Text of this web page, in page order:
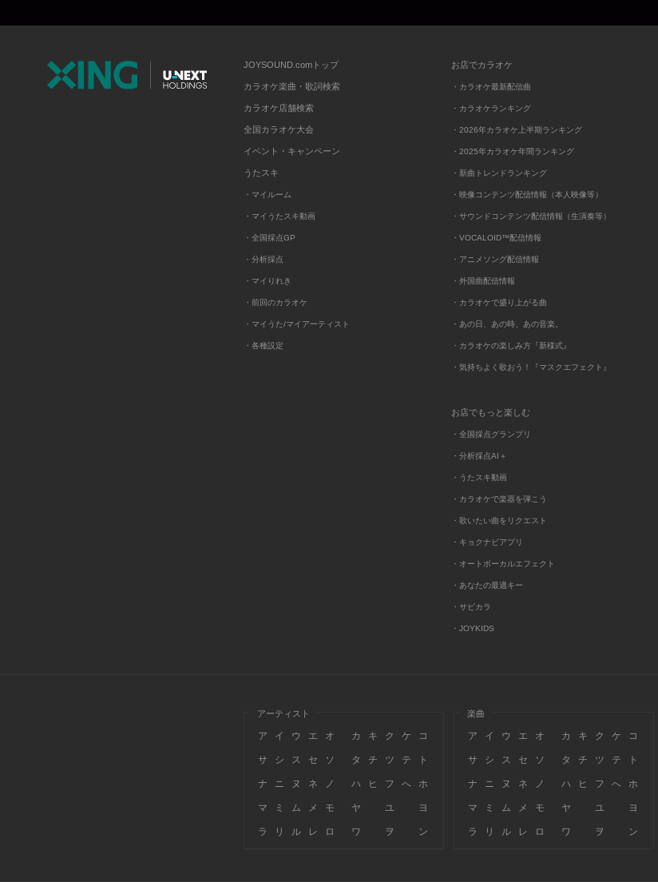
JOYSOUND.comトップ
カラオケ楽曲・歌詞検索
カラオケ店舗検索
全国カラオケ大会
イベント・キャンペーン
うたスキ
・マイルーム
・マイうたスキ動画
・全国採点GP
・分析採点
・マイりれき
・前回のカラオケ
・マイうた/マイアーティスト
・各種設定
お店でカラオケ
・カラオケ最新配信曲
・カラオケランキング
・2026年カラオケ上半期ランキング
・2025年カラオケ年間ランキング
・新曲トレンドランキング
・映像コンテンツ配信情報（本人映像等）
・サウンドコンテンツ配信情報（生演奏等）
・VOCALOID™配信情報
・アニメソング配信情報
・外国曲配信情報
・カラオケで盛り上がる曲
・あの日、あの時、あの音楽。
・カラオケの楽しみ方『新様式』
・気持ちよく歌おう！『マスクエフェクト』
お店でもっと楽しむ
・全国採点グランプリ
・分析採点AI＋
・うたスキ動画
・カラオケで楽器を弾こう
・歌いたい曲をリクエスト
・キョクナビアプリ
・オートボーカルエフェクト
・あなたの最適キー
・サビカラ
・JOYKIDS
アーティスト
ア イ ウ エ オ カ キ ク ケ コ
サ シ ス セ ソ タ チ ツ テ ト
ナ ニ ヌ ネ ノ ハ ヒ フ へ ホ
マ ミ ム メ モ ヤ ユ ヨ
ラ リ ル レ ロ ワ ヲ ン
楽曲
ア イ ウ エ オ カ キ ク ケ コ
サ シ ス セ ソ タ チ ツ テ ト
ナ ニ ヌ ネ ノ ハ ヒ フ へ ホ
マ ミ ム メ モ ヤ ユ ヨ
ラ リ ル レ ロ ワ ヲ ン